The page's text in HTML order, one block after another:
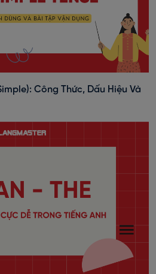
Công Thức, Dấu Hiệu Và